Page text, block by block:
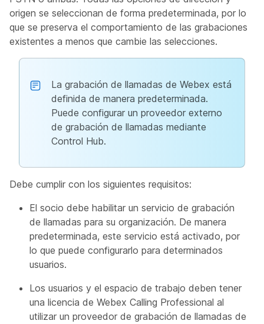
origen se seleccionan de forma predeterminada, por lo
que se preserva el comportamiento de las grabaciones
existentes a menos que cambie las selecciones.
La grabación de llamadas de Webex está
definida de manera predeterminada.
Puede configurar un proveedor externo
de grabación de llamadas mediante
Control Hub.
Debe cumplir con los siguientes requisitos:
El socio debe habilitar un servicio de grabación
de llamadas para su organización. De manera
predeterminada, este servicio está activado, por
lo que puede configurarlo para determinados
usuarios.
Los usuarios y el espacio de trabajo deben tener
una licencia de Webex Calling Professional al
utilizar un proveedor de grabación de llamadas de